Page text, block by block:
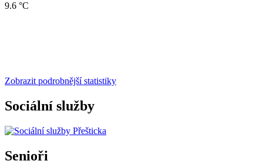
9.6 °C
Zobrazit podrobnější statistiky
Sociální služby
Senioři